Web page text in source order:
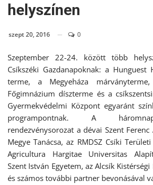
helyszínen
szept 20, 2016 0
Szeptember 22-24. között több
Csíkszéki Gazdanapoknak: a Hunguest
terme, a Megyeháza
Főgimnázium díszterme és a
Gyermekvédelmi Központ egyaránt
programpontnak. A
rendezvénysorozat a dévai Szent
Megye Tanácsa, az RMDSZ Csíki
Agricultura Hargitae Universitas
Szent István Egyetem, az Alcsík
és számos további partner bevonásával